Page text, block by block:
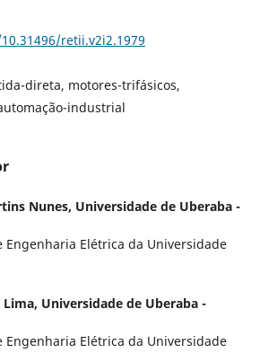
retii.v2i2.1979
direta, motores-trifásicos,
industrial
Nunes, Universidade de Uberaba -
Engenharia Elétrica da Universidade
Lima, Universidade de Uberaba -
Engenharia Elétrica da Universidade